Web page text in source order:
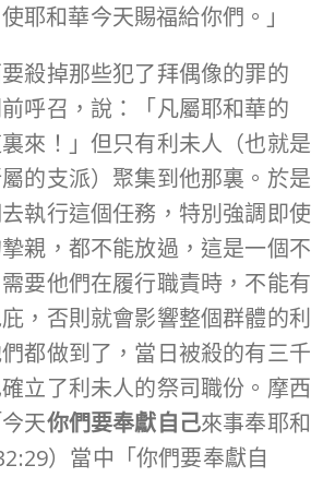
耶和華今天賜福給你們。」
殺掉那些犯了拜偶像的罪的
呼召，說：「凡屬耶和華的
來！」但只有利未人（也就是
的支派）聚集到他那裏。於是
執行這個任務，特別強調即使
親，都不能放過，這是一個不
要他們在履行職責時，不能有
，否則就會影響整個群體的利
都做到了，當日被殺的有三千
立了利未人的祭司職份。摩西
天你們要奉獻自己來事奉耶和
）當中「你們要奉獻自